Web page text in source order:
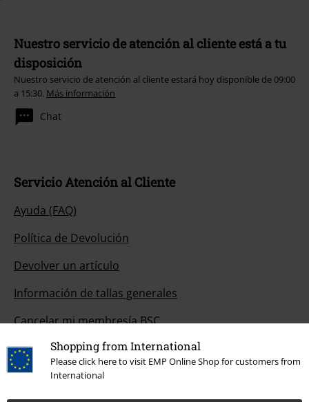
Shopping from International
Please click here to visit EMP Online Shop for customers from
International
Nuestro servicio de atención al cliente está a tu
disposición
Nuestro servicio de atención al cliente estará hoy disponible de 09:00
a 15:30. Más información
Chat
Servicio Atención al Cliente
Ayuda (FAQ)
Política de Devolución
Devolver un artículo
Información de tallas generales
Cancelar mi membresía BSC
Métodos de pago